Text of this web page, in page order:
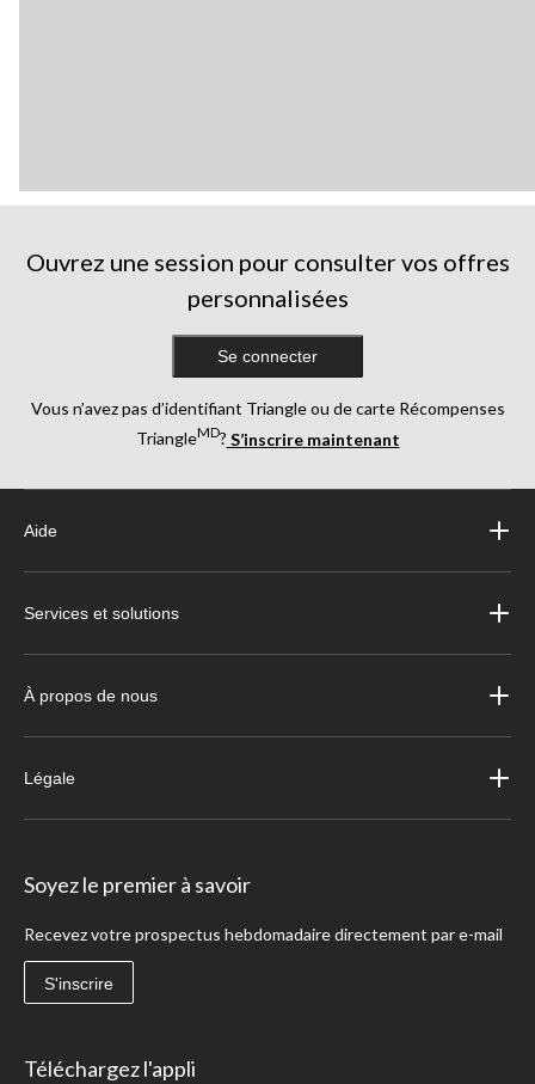
Ouvrez une session pour consulter vos offres
personnalisées
Se connecter
Vous n’avez pas d’identifiant Triangle ou de carte Récompenses
TriangleMD? S’inscrire maintenant
Aide
Services et solutions
À propos de nous
Légale
Soyez le premier à savoir
Recevez votre prospectus hebdomadaire directement par e-mail
S'inscrire
Téléchargez l'appli